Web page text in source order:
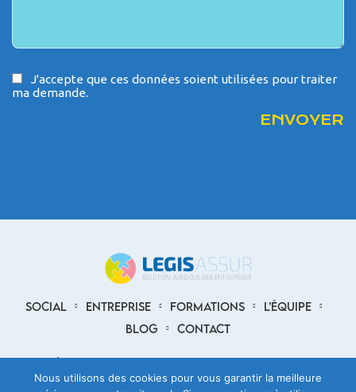
J'accepte que ces données soient utilisées pour traiter
ma demande.
SOCIAL ENTREPRISE FORMATIONS
L’ÉQUIPE
BLOG
CONTACT
9 rue des Carmes 38200 VIENNE
04 81 34 00 15
Envoyer un mail
Nous utilisons des cookies pour vous garantir la meilleure